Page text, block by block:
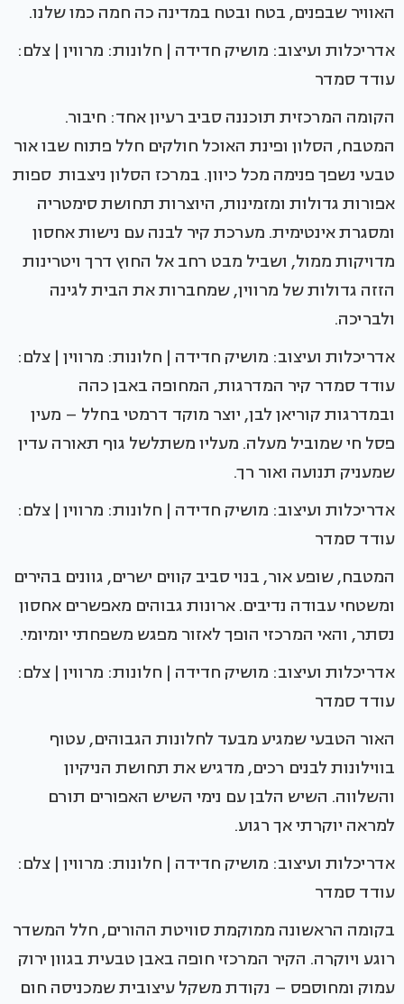
האוויר שבפנים, בטח ובטח במדינה כה חמה כמו שלנו.
אדריכלות ועיצוב: מושיק חדידה | חלונות: מרווין | צלם:
עודד סמדר
הקומה המרכזית תוכננה סביב רעיון אחד: חיבור.
המטבח, הסלון ופינת האוכל חולקים חלל פתוח שבו אור
טבעי נשפך פנימה מכל כיוון. במרכז הסלון ניצבות ספות
אפורות גדולות ומזמינות, היוצרות תחושת סימטריה
ומסגרת אינטימית. מערכת קיר לבנה עם נישות אחסון
מדויקות ממול, ושביל מבט רחב אל החוץ דרך ויטרינות
הזזה גדולות של מרווין, שמחברות את הבית לגינה
ולבריכה.
אדריכלות ועיצוב: מושיק חדידה | חלונות: מרווין | צלם:
עודד סמדר קיר המדרגות, המחופה באבן כהה
ובמדרגות קוריאן לבן, יוצר מוקד דרמטי בחלל – מעין
פסל חי שמוביל מעלה. מעליו משתלשל גוף תאורה עדין
שמעניק תנועה ואור רך.
אדריכלות ועיצוב: מושיק חדידה | חלונות: מרווין | צלם:
עודד סמדר
המטבח, שופע אור, בנוי סביב קווים ישרים, גוונים בהירים
ומשטחי עבודה נדיבים. ארונות גבוהים מאפשרים אחסון
נסתר, והאי המרכזי הופך לאזור מפגש משפחתי יומיומי.
אדריכלות ועיצוב: מושיק חדידה | חלונות: מרווין | צלם:
עודד סמדר
האור הטבעי שמגיע מבעד לחלונות הגבוהים, עטוף
בווילונות לבנים רכים, מדגיש את תחושת הניקיון
והשלווה. השיש הלבן עם נימי השיש האפורים תורם
למראה יוקרתי אך רגוע.
אדריכלות ועיצוב: מושיק חדידה | חלונות: מרווין | צלם:
עודד סמדר
בקומה הראשונה ממוקמת סוויטת ההורים, חלל המשדר
רוגע ויוקרה. הקיר המרכזי חופה באבן טבעית בגוון ירוק
עמוק ומחוספס – נקודת משקל עיצובית שמכניסה חום